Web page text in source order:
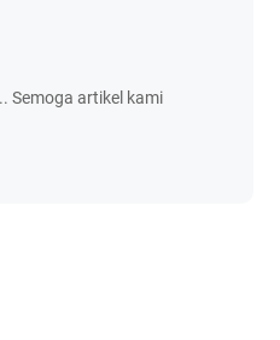
Semoga artikel kami